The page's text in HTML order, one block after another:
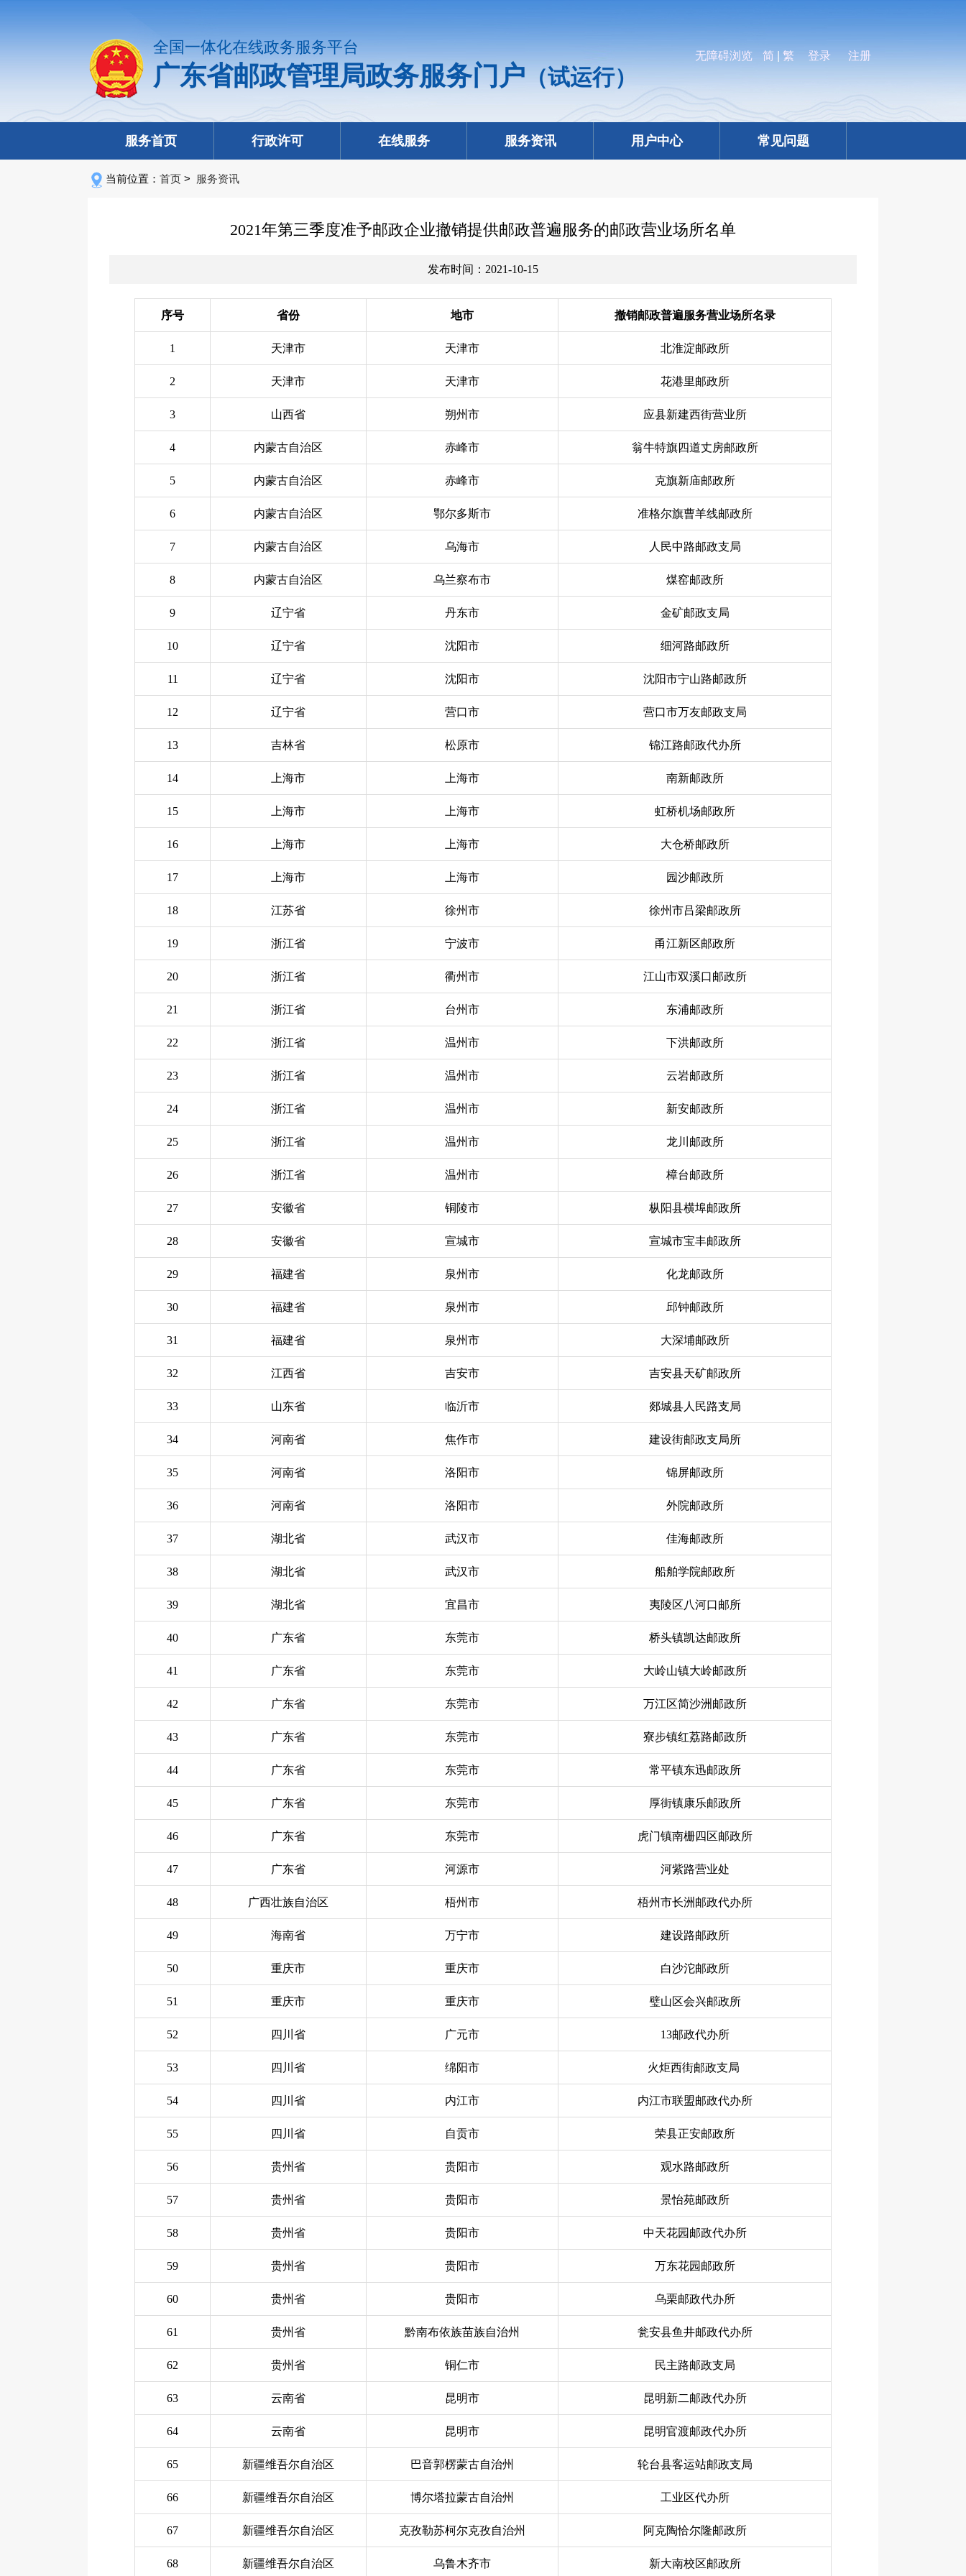
全国一体化在线政务服务平台
广东省邮政管理局政务服务门户（试运行）
无障碍浏览 简 繁 登录 注册
服务首页 行政许可 在线服务 服务资讯 用户中心 常见问题
当前位置： 首页 > 服务资讯
2021年第三季度准予邮政企业撤销提供邮政普遍服务的邮政营业场所名单
发布时间：2021-10-15
序号 省份 地市 撤销邮政普遍服务营业场所名录
1 天津市 天津市 北淮淀邮政所
2 天津市 天津市 花港里邮政所
3 山西省 朔州市 应县新建西街营业所
4 内蒙古自治区 赤峰市 翁牛特旗四道丈房邮政所
5 内蒙古自治区 赤峰市 克旗新庙邮政所
6 内蒙古自治区 鄂尔多斯市 准格尔旗曹羊线邮政所
7 内蒙古自治区 乌海市 人民中路邮政支局
8 内蒙古自治区 乌兰察布市 煤窑邮政所
9 辽宁省 丹东市 金矿邮政支局
10 辽宁省 沈阳市 细河路邮政所
11 辽宁省 沈阳市 沈阳市宁山路邮政所
12 辽宁省 营口市 营口市万友邮政支局
13 吉林省 松原市 锦江路邮政代办所
14 上海市 上海市 南新邮政所
15 上海市 上海市 虹桥机场邮政所
16 上海市 上海市 大仓桥邮政所
17 上海市 上海市 园沙邮政所
18 江苏省 徐州市 徐州市吕梁邮政所
19 浙江省 宁波市 甬江新区邮政所
20 浙江省 衢州市 江山市双溪口邮政所
21 浙江省 台州市 东浦邮政所
22 浙江省 温州市 下洪邮政所
23 浙江省 温州市 云岩邮政所
24 浙江省 温州市 新安邮政所
25 浙江省 温州市 龙川邮政所
26 浙江省 温州市 樟台邮政所
27 安徽省 铜陵市 枞阳县横埠邮政所
28 安徽省 宣城市 宣城市宝丰邮政所
29 福建省 泉州市 化龙邮政所
30 福建省 泉州市 邱钟邮政所
31 福建省 泉州市 大深埔邮政所
32 江西省 吉安市 吉安县天矿邮政所
33 山东省 临沂市 郯城县人民路支局
34 河南省 焦作市 建设街邮政支局所
35 河南省 洛阳市 锦屏邮政所
36 河南省 洛阳市 外院邮政所
37 湖北省 武汉市 佳海邮政所
38 湖北省 武汉市 船舶学院邮政所
39 湖北省 宜昌市 夷陵区八河口邮所
40 广东省 东莞市 桥头镇凯达邮政所
41 广东省 东莞市 大岭山镇大岭邮政所
42 广东省 东莞市 万江区简沙洲邮政所
43 广东省 东莞市 寮步镇红荔路邮政所
44 广东省 东莞市 常平镇东迅邮政所
45 广东省 东莞市 厚街镇康乐邮政所
46 广东省 东莞市 虎门镇南栅四区邮政所
47 广东省 河源市 河紫路营业处
48 广西壮族自治区 梧州市 梧州市长洲邮政代办所
49 海南省 万宁市 建设路邮政所
50 重庆市 重庆市 白沙沱邮政所
51 重庆市 重庆市 璧山区会兴邮政所
52 四川省 广元市 13邮政代办所
53 四川省 绵阳市 火炬西街邮政支局
54 四川省 内江市 内江市联盟邮政代办所
55 四川省 自贡市 荣县正安邮政所
56 贵州省 贵阳市 观水路邮政所
57 贵州省 贵阳市 景怡苑邮政所
58 贵州省 贵阳市 中天花园邮政代办所
59 贵州省 贵阳市 万东花园邮政所
60 贵州省 贵阳市 乌栗邮政代办所
61 贵州省 黔南布依族苗族自治州 瓮安县鱼井邮政代办所
62 贵州省 铜仁市 民主路邮政支局
63 云南省 昆明市 昆明新二邮政代办所
64 云南省 昆明市 昆明官渡邮政代办所
65 新疆维吾尔自治区 巴音郭楞蒙古自治州 轮台县客运站邮政支局
66 新疆维吾尔自治区 博尔塔拉蒙古自治州 工业区代办所
67 新疆维吾尔自治区 克孜勒苏柯尔克孜自治州 阿克陶恰尔隆邮政所
68 新疆维吾尔自治区 乌鲁木齐市 新大南校区邮政所